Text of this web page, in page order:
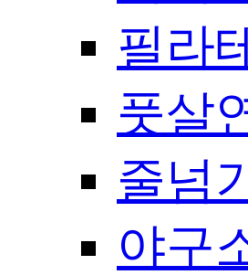
필라
풋살
줄넘
야구